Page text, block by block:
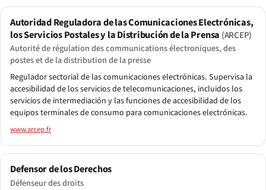
Autoridad Reguladora de las Comunicaciones Electrónicas,
los Servicios Postales y la Distribución de la Prensa (ARCEP)
Autorité de régulation des communications électroniques, des
postes et de la distribution de la presse
Regulador sectorial de las comunicaciones electrónicas. Supervisa la
accesibilidad de los servicios de telecomunicaciones, incluidos los
servicios de intermediación y las funciones de accesibilidad de los
equipos terminales de consumo para comunicaciones electrónicas.
www.arcep.fr
Defensor de los Derechos
Défenseur des droits